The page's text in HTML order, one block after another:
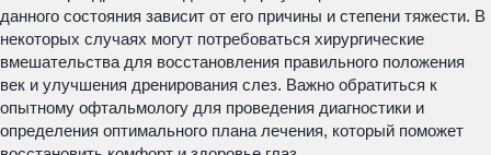
данного состояния зависит от его причины и степени тяжести. В
некоторых случаях могут потребоваться хирургические
вмешательства для восстановления правильного положения
век и улучшения дренирования слез. Важно обратиться к
опытному офтальмологу для проведения диагностики и
определения оптимального плана лечения, который поможет